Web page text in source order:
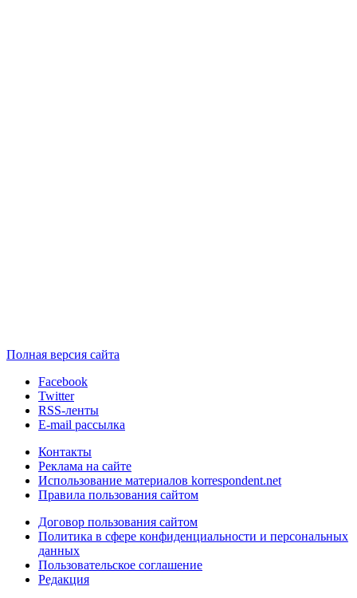
Полная версия сайта
Facebook
Twitter
RSS-ленты
E-mail рассылка
Контакты
Реклама на сайте
Использование материалов korrespondent.net
Правила пользования сайтом
Договор пользования сайтом
Политика в сфере конфиденциальности и персональных
данных
Пользовательское соглашение
Редакция